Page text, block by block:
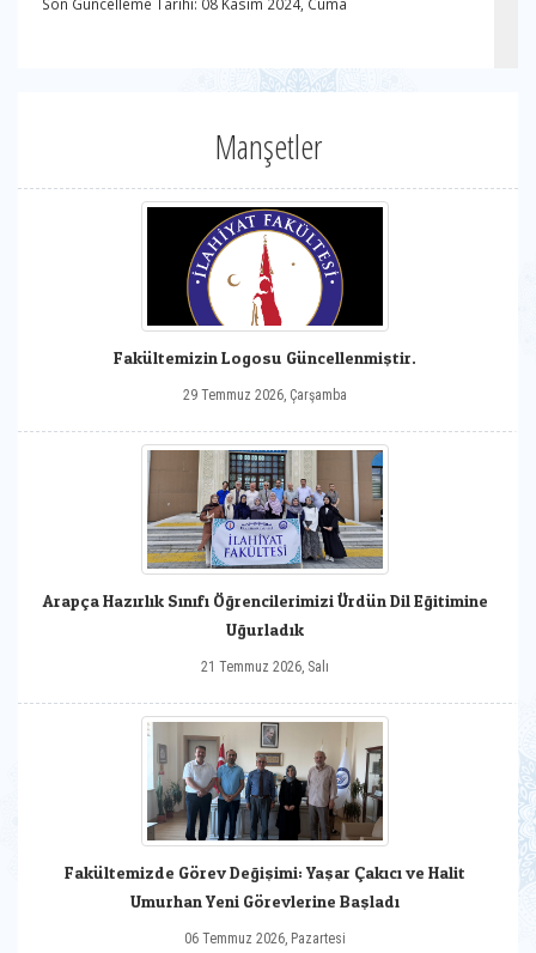
Son Güncelleme Tarihi: 08 Kasım 2024, Cuma
Manşetler
Fakültemizin Logosu Güncellenmiştir.
29 Temmuz 2026, Çarşamba
Arapça Hazırlık Sınıfı Öğrencilerimizi Ürdün Dil Eğitimine
Uğurladık
21 Temmuz 2026, Salı
Fakültemizde Görev Değişimi: Yaşar Çakıcı ve Halit
Umurhan Yeni Görevlerine Başladı
06 Temmuz 2026, Pazartesi